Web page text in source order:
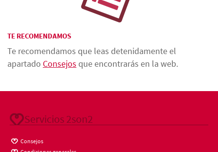
TE RECOMENDAMOS
Te recomendamos que leas detenidamente el
apartado Consejos que encontrarás en la web.
Servicios 2son2
Consejos